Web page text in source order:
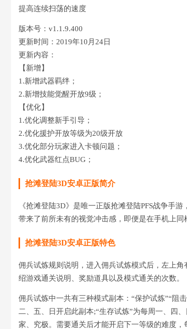
提高连续扫荡的速度
版本号：v1.1.9.400
更新时间：2019年10月24日
更新内容：
【新增】
1.新增武器羁绊；
2.新增技能觉醒开放9级；
【优化】
1.优化调整新手引导；
2.优化援护开放等级为20级开放
3.优化部分玩家进入卡顿问题；
4.优化武器红点BUG；
抢滩登陆3D安卓正版简介
《抢滩登陆3D》是唯一正版抢滩登陆PFS战争手
带来了前所未有的视觉冲击感，即便是在手机上同
抢滩登陆3D安卓正版特色
佣兵试炼规则说明，进入佣兵试炼模式后，左上
绍游戏通关说明、奖励道具以及模式通关的次数。
佣兵试炼中一共有三种模式副本：“保护试炼”“阻
二、五、日开启此副本;“生存试炼”为每周一、四
家、究极。需要通关后才能开启下一等级的难度，